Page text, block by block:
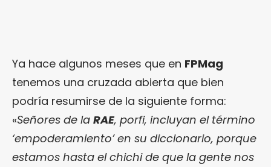
Ya hace algunos meses que en FPMag
tenemos una cruzada abierta que bien
podría resumirse de la siguiente forma:
«Señores de la RAE, porfi, incluyan el término
‘empoderamiento’ en su diccionario, porque
estamos hasta el chichi de que la gente nos